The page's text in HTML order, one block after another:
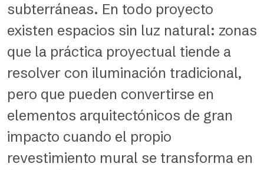
subterráneas. En todo proyecto
existen espacios sin luz natural: zonas
que la práctica proyectual tiende a
resolver con iluminación tradicional,
pero que pueden convertirse en
elementos arquitectónicos de gran
impacto cuando el propio
revestimiento mural se transforma en